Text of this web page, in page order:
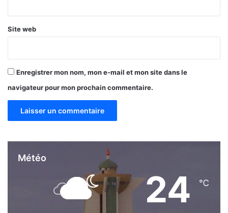
Site web
Enregistrer mon nom, mon e-mail et mon site dans le
navigateur pour mon prochain commentaire.
Météo
24 ℃